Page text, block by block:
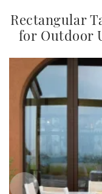
Rectangular
for Outdoor